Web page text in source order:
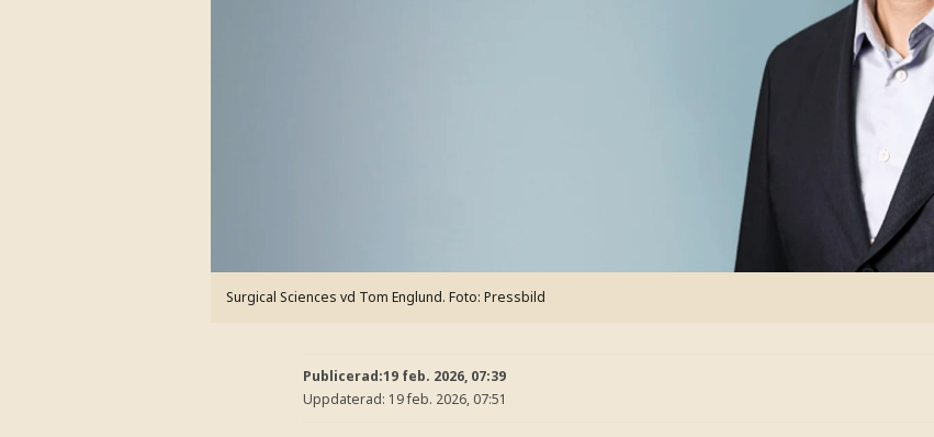
Surgical Sciences vd Tom Englund. Foto: Pressbild
Publicerad:19 feb. 2026, 07:39
Uppdaterad: 19 feb. 2026, 07:51